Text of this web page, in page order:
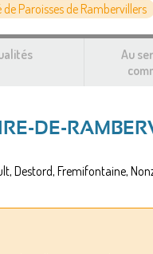
Paroisses de Rambervillers
Au
DE-
Destord, Fremifontaine,